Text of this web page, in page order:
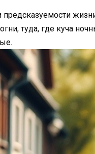
туда, где куча